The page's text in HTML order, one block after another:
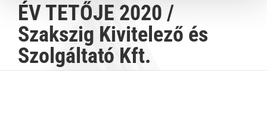
ÉV TETŐJE 2020 /
Szakszig Kivitelező és
Szolgáltató Kft.